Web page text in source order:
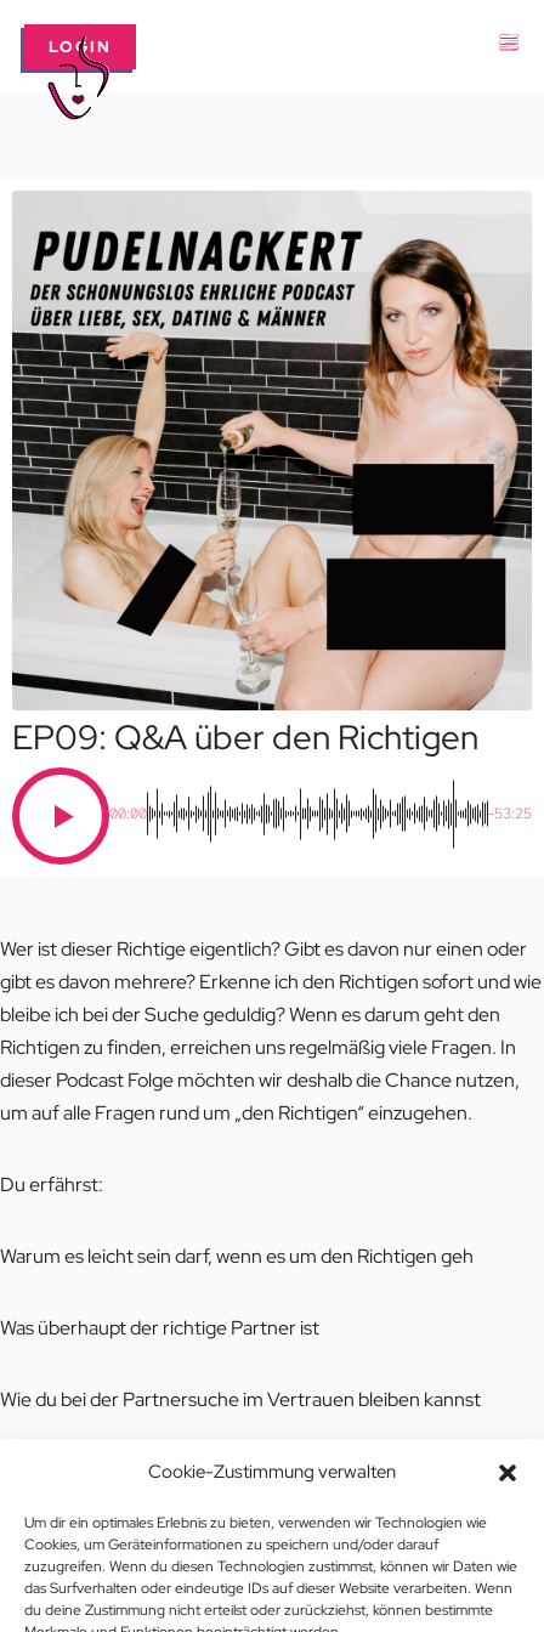
Cookie-Zustimmung verwalten
Um dir ein optimales Erlebnis zu bieten, verwenden wir Technologien wie
Cookies, um Geräteinformationen zu speichern und/oder darauf
zuzugreifen. Wenn du diesen Technologien zustimmst, können wir Daten wie
das Surfverhalten oder eindeutige IDs auf dieser Website verarbeiten. Wenn
du deine Zustimmung nicht erteilst oder zurückziehst, können bestimmte
LOGIN
EP09: Q&A über den Richtigen
00:00 -53:25
Wer ist dieser Richtige eigentlich? Gibt es davon nur einen oder
gibt es davon mehrere? Erkenne ich den Richtigen sofort und wie
bleibe ich bei der Suche geduldig? Wenn es darum geht den
Richtigen zu finden, erreichen uns regelmäßig viele Fragen. In
dieser Podcast Folge möchten wir deshalb die Chance nutzen,
um auf alle Fragen rund um „den Richtigen“ einzugehen.
Du erfährst:
Warum es leicht sein darf, wenn es um den Richtigen geh
Was überhaupt der richtige Partner ist
Wie du bei der Partnersuche im Vertrauen bleiben kannst
Was du tun musst, damit der Richtige dich erkennt
Shownotes
Erfahre mehr über uns:https://www.lovesisters.love/